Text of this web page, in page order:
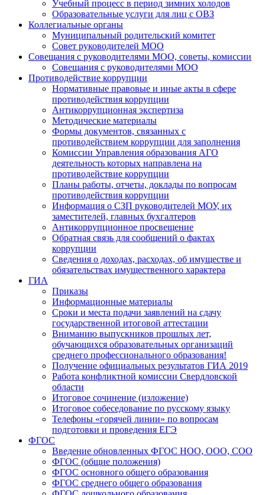
Учебный процесс в период зимних холодов
Образовательные услуги для лиц с ОВЗ
Коллегиальные органы
Муниципальный родительский комитет
Совет руководителей МОО
Совещания с руководителями МОО, советы, комиссии
Совещания с руководителями МОО
Противодействие коррупции
Нормативные правовые и иные акты в сфере
противодействия коррупции
Антикоррупционная экспертиза
Методические материалы
Формы документов, связанных с
противодействием коррупции для заполнения
Комиссии Управления образования АГО
деятельность которых направлена на
противодействие коррупции
Планы работы, отчеты, доклады по вопросам
противодействия коррупции
Информация о СЗП руководителей МОУ, их
заместителей, главных бухгалтеров
Антикоррупционное просвещение
Обратная связь для сообщений о фактах
коррупции
Сведения о доходах, расходах, об имуществе и
обязательствах имущественного характера
ГИА
Приказы
Информационные материалы
Сроки и места подачи заявлений на сдачу
государственной итоговой аттестации
Вниманию выпускников прошлых лет,
обучающихся образовательных организаций
среднего профессионального образования!
Получение официальных результатов ГИА 2019
Работа конфликтной комиссии Свердловской
области
Итоговое сочинение (изложение)
Итоговое собеседование по русскому языку
Телефоны «горячей линии» по вопросам
подготовки и проведения ЕГЭ
ФГОС
Введение обновленных ФГОС НОО, ООО, СОО
ФГОС (общие положения)
ФГОС основного общего образования
ФГОС среднего общего образования